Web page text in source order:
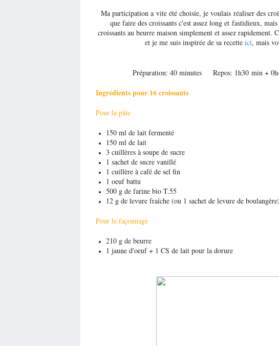
Ma participation a vite été choisie, je voulais réaliser des
que faire des croissants c'est assez long et fastidieux,
croissants au beurre maison simplement et assez rapidement.
et je me suis inspirée de sa recette ici, mais
Préparation: 40 minutes Repos: 1h30 min +
Ingrédients pour 16 croissants
Pour la pâte
150 ml de lait fermenté
150 ml de lait
3 cuillères à soupe de sucre
1 sachet de sucre vanillé
1 cuillère à café de sel fin
1 oeuf battu
500 g de farine bio T.55
12 g de levure fraîche (ou 1 sachet de levure de boulangère)
Pour le façonnage
210 g de beurre
1 jaune d'oeuf + 1 CS de lait pour la dorure